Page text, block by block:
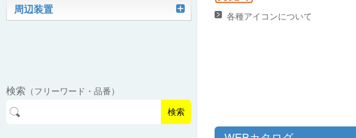
パレットコンベヤ
OKベルコン（スタンダードタイプ）
バラピッキングロボットシステム
ロボットパレタイザAi1800Ⅱ
ビジョンデパレタイズシステム
伸縮ベルトコンベヤ
ミニパーフェ® / VCS-Z
パーフェクトベヤー® / PV（スチール
製）
パーフェクトベヤー® / AP（アルミ
周辺装置
オリプナー
検索 （フリーワード・品番）
検索
各種アイコンについて